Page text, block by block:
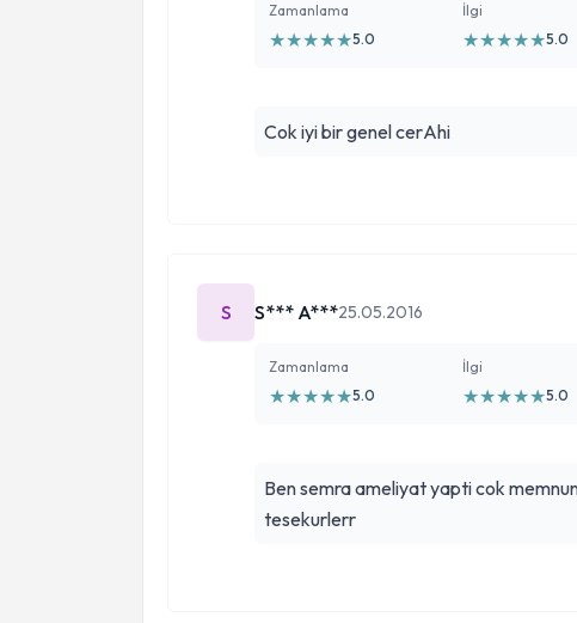
Zamanlama
★★★★★5.0
İlgi
★★★★★5.0
Cok iyi bir genel cerAhi
S S*** A***25.05.2016
Zamanlama
★★★★★5.0
İlgi
★★★★★5.0
Ben semra ameliyat yapti cok
tesekurlerr